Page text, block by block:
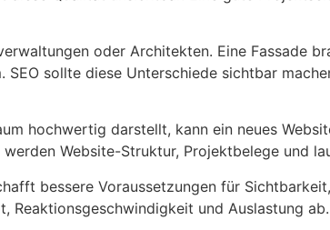
oder Architekten. Eine Fassade
SEO sollte diese Unterschiede sichtbar
hochwertig darstellt, kann ein neues
Website-Struktur, Projektbelege und
bessere Voraussetzungen für
Reaktionsgeschwindigkeit und Auslastung ab.